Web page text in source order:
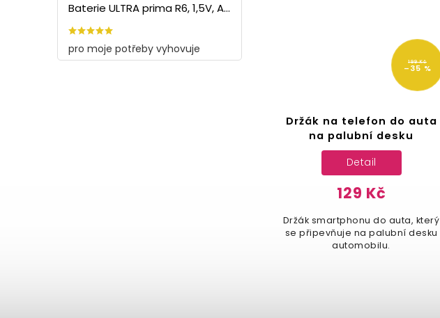
Baterie ULTRA prima R6, 1,5V, AA - 60ks
pro moje potřeby vyhovuje
199 Kč
–35 %
Držák na telefon do auta
na palubní desku
129 Kč
Detail
Držák smartphonu do auta, který
se připevňuje na palubní desku
automobilu.